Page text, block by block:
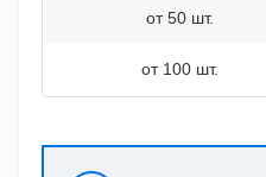
от 50 шт.
от 100 шт.